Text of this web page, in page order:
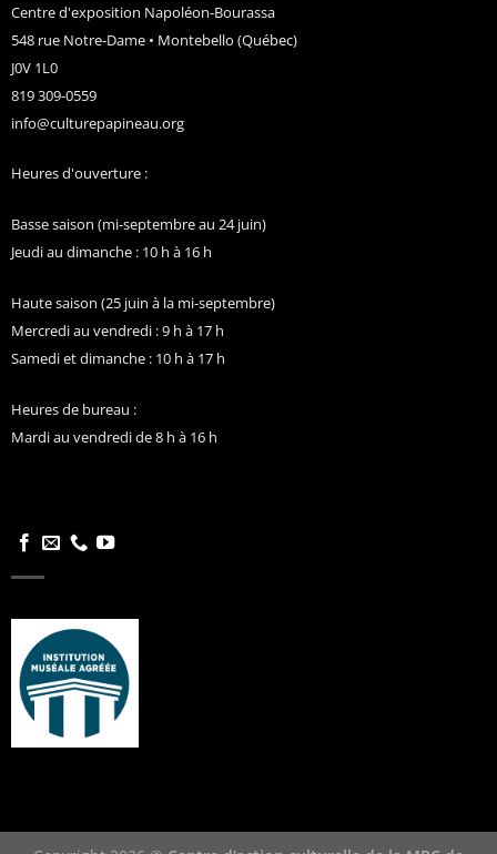
Centre d'exposition Napoléon-Bourassa
548 rue Notre-Dame • Montebello (Québec)
J0V 1L0
819 309-0559
info@culturepapineau.org
Heures d'ouverture :
Basse saison (mi-septembre au 24 juin)
Jeudi au dimanche : 10 h à 16 h
Haute saison (25 juin à la mi-septembre)
Mercredi au vendredi : 9 h à 17 h
Samedi et dimanche : 10 h à 17 h
Heures de bureau :
Mardi au vendredi de 8 h à 16 h